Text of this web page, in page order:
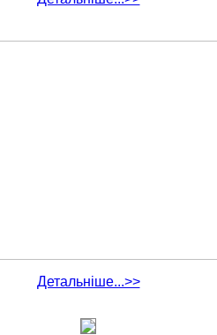
Детальніше...>>